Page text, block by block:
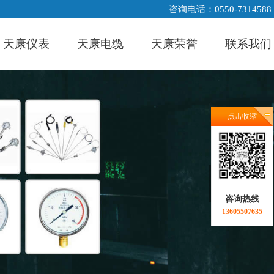
咨询电话：0550-7314588
天康仪表 天康电缆 天康荣誉 联系我们
点击收缩
咨询热线
13605507635